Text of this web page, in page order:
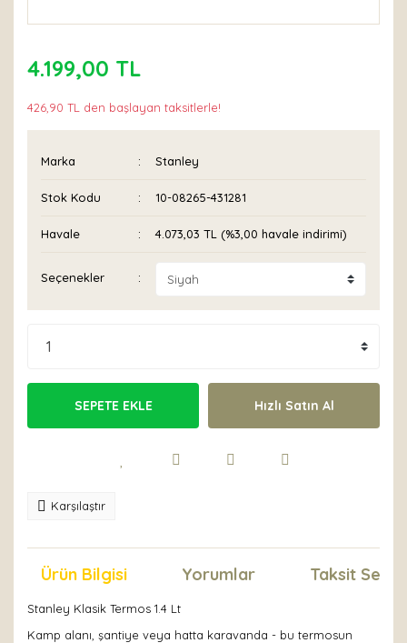
4.199,00 TL
426,90 TL den başlayan taksitlerle!
Marka Stanley
Stok Kodu 10-08265-431281
Havale 4.073,03 TL (%3,00 havale indirimi)
Seçenekler
SEPETE EKLE Hızlı Satın Al
Karşılaştır
Ürün Bilgisi Yorumlar Taksit
Stanley Klasik Termos 1.4 Lt
Kamp alanı, şantiye veya hatta karavanda - bu termosun